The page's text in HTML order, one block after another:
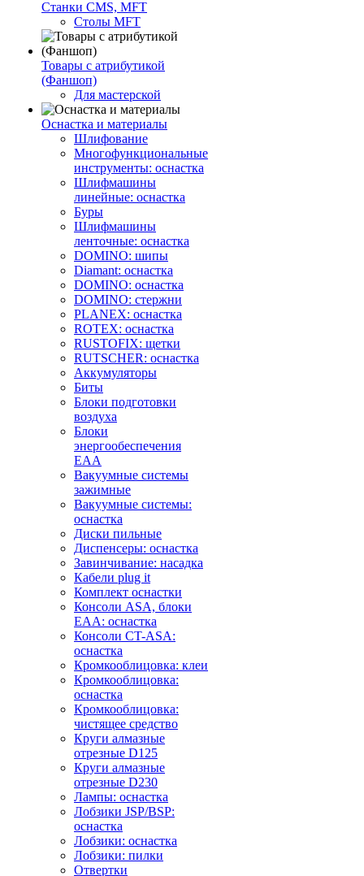
Станки CMS, MFT
Столы MFT
Товары с атрибутикой
(Фаншоп)
Для мастерской
Оснастка и материалы
Шлифование
Многофункциональные
инструменты: оснастка
Шлифмашины
линейные: оснастка
Буры
Шлифмашины
ленточные: оснастка
DOMINO: шипы
Diamant: оснастка
DOMINO: оснастка
DOMINO: стержни
PLANEX: оснастка
ROTEX: оснастка
RUSTOFIX: щетки
RUTSCHER: оснастка
Аккумуляторы
Биты
Блоки подготовки
воздуха
Блоки
энергообеспечения
EAA
Вакуумные системы
зажимные
Вакуумные системы:
оснастка
Диски пильные
Диспенсеры: оснастка
Завинчивание: насадка
Кабели plug it
Комплект оснастки
Консоли ASA, блоки
EAA: оснастка
Консоли CT-ASA:
оснастка
Кромкооблицовка: клеи
Кромкооблицовка:
оснастка
Кромкооблицовка:
чистящее средство
Круги алмазные
отрезные D125
Круги алмазные
отрезные D230
Лампы: оснастка
Лобзики JSP/BSP:
оснастка
Лобзики: оснастка
Лобзики: пилки
Отвертки